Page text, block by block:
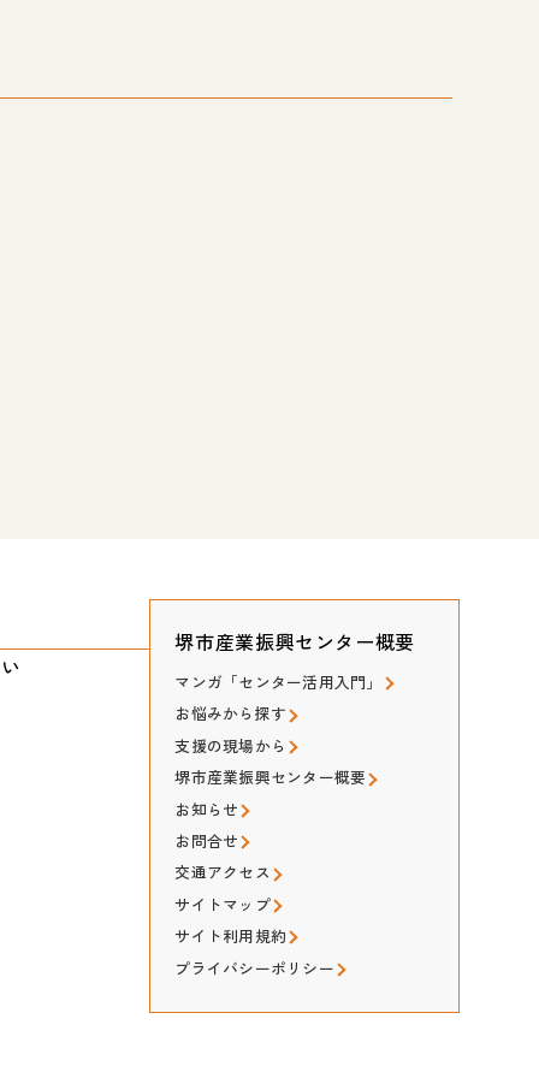
堺市産業振興センター概要
マンガ「センター活用入門」
お悩みから探す
支援の現場から
堺市産業振興センター概要
お知らせ
お問合せ
交通アクセス
サイトマップ
サイト利用規約
プライバシーポリシー